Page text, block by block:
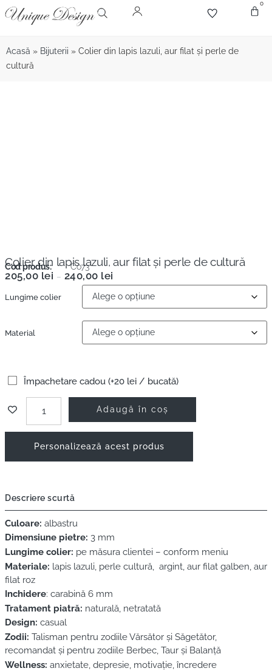
0
Acasă » Bijuterii » Colier din lapis lazuli, aur filat și perle de
cultură
Colier din lapis lazuli, aur filat și perle de cultură
Cod produs: Co73
205,00 lei – 240,00 lei
Lungime colier
Material
Împachetare cadou (+20 lei / bucată)
Adaugă în coș
Personalizează acest produs
Descriere scurtă
Culoare: albastru
Dimensiune pietre: 3 mm
Lungime colier: pe măsura clientei – conform meniu
Materiale: lapis lazuli, perle cultură, argint, aur filat galben, aur
filat roz
Inchidere: carabină 6 mm
Tratament piatră: naturală, netratată
Design: casual
Zodii: Talisman pentru zodiile Vărsător și Săgetător,
recomandat și pentru zodiile Berbec, Taur și Balanță
Wellness: anxietate, depresie, motivație, încredere